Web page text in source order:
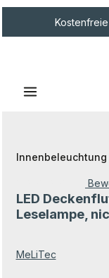
Innenbeleuchtung
Durchschnittliche
LED
Leselampe,
MeLiTec